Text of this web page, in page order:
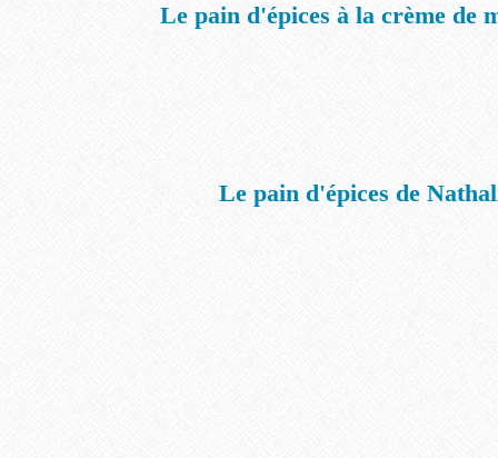
Le pain d'épices à la crème de
Le pain d'épices de